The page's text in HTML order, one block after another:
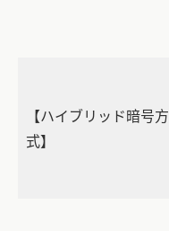
【ハイブリッド暗号方
式】